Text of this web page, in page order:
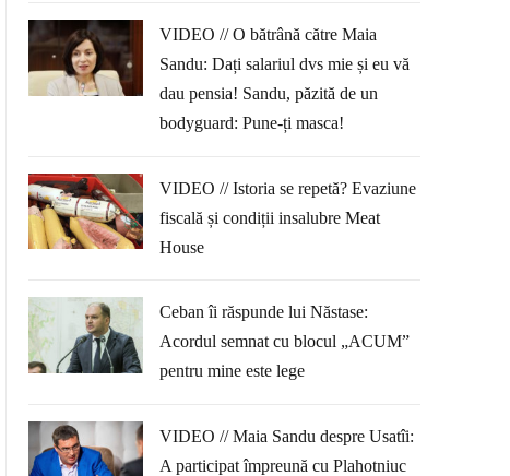
VIDEO // O bătrână către Maia
Sandu: Dați salariul dvs mie și eu vă
dau pensia! Sandu, păzită de un
bodyguard: Pune-ți masca!
VIDEO // Istoria se repetă? Evaziune
fiscală și condiții insalubre Meat
House
Ceban îi răspunde lui Năstase:
Acordul semnat cu blocul „ACUM”
pentru mine este lege
VIDEO // Maia Sandu despre Usatîi:
A participat împreună cu Plahotniuc